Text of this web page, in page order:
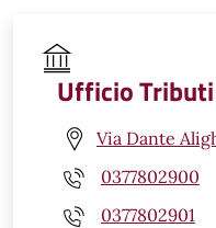
Ufficio Tributi
Via Dante
0377802900
0377802901